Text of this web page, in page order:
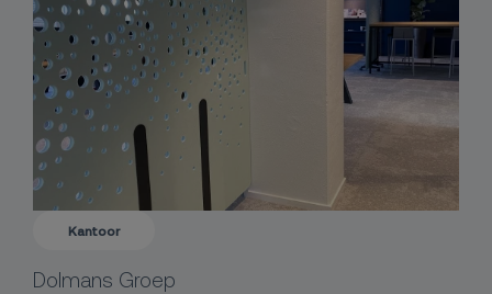
Kantoor
Dolmans Groep